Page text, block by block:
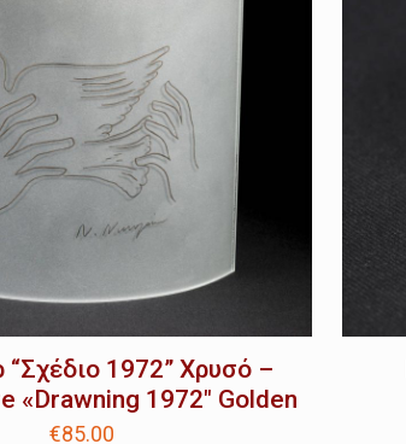
1972” Χρυσό –
«Drawning 1972″ Golden
€85.00